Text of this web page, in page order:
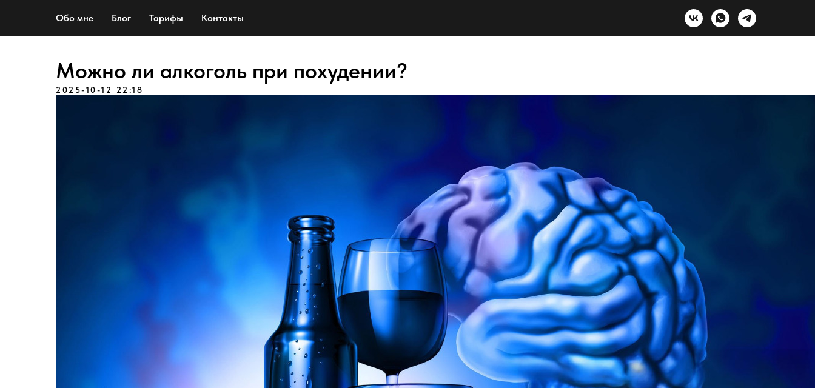
Обо мне Блог Тарифы Контакты
Можно ли алкоголь при похудении?
2025-10-12 22:18